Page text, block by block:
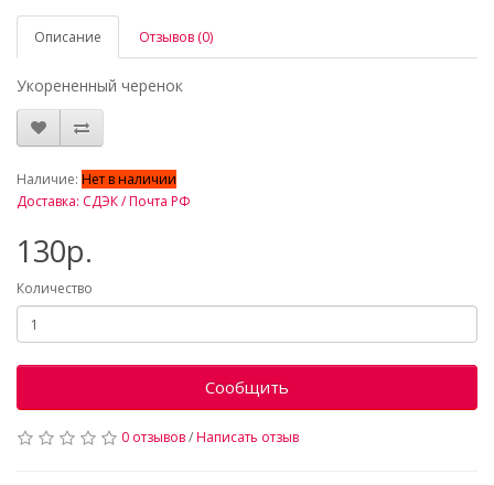
Описание Отзывов (0)
Укорененный черенок
Наличие: Нет в наличии
Доставка: СДЭК / Почта РФ
130р.
Количество
Сообщить
0 отзывов/Написать отзыв